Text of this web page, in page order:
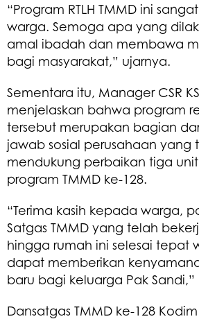
“Program RTLH TMMD ini
warga. Semoga apa yang
amal ibadah dan membawa
bagi masyarakat,” ujarnya.
Sementara itu, Manager CSR
menjelaskan bahwa program
tersebut merupakan bagian
jawab sosial perusahaan yang
mendukung perbaikan tiga
program TMMD ke-128.
“Terima kasih kepada warga,
Satgas TMMD yang telah
hingga rumah ini selesai tepat
dapat memberikan
baru bagi keluarga Pak Sandi,”
Dansatgas TMMD ke-128